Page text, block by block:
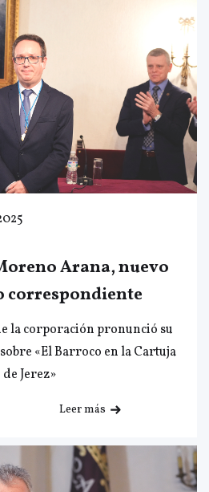
Arana, nuevo
correspondiente
la corporación pronunció su
«El Barroco en la Cartuja
de Jerez»
Leer más